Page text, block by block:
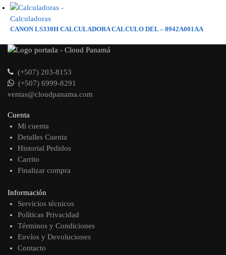
CANON LS330H CALCULADORA CALCULO DEL – 8942A001AA
(+507) 203-8153
(+507) 6999-8291
ventas@cloudpanama.com
Cuenta
Mi cuenta
Detalles Cuenta
Historial Pedidos
Carrito
Finalizar compra
Información
Servicios técnicos
Políticas Privacidad
Términos y Condiciones
Envíos y Devoluciones
Contacto